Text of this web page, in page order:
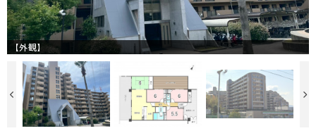
【外観】